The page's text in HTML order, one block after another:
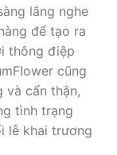
lắng nghe
để tạo ra
thông điệp
cũng
và cẩn thận,
tình trạng
lễ khai trương